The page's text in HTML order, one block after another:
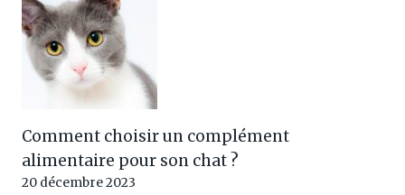
Comment choisir un complément
alimentaire pour son chat ?
20 décembre 2023